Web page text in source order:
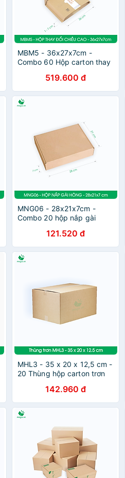
MBM5 - 36x27x7cm -
Combo 60 Hộp carton thay
carton đóng hàng
519.600 đ
MNG06 - 28x21x7cm -
Combo 20 hộp nắp gài
121.520 đ
MHL3 - 35 x 20 x 12,5 cm -
20 Thùng hộp carton trơn
142.960 đ